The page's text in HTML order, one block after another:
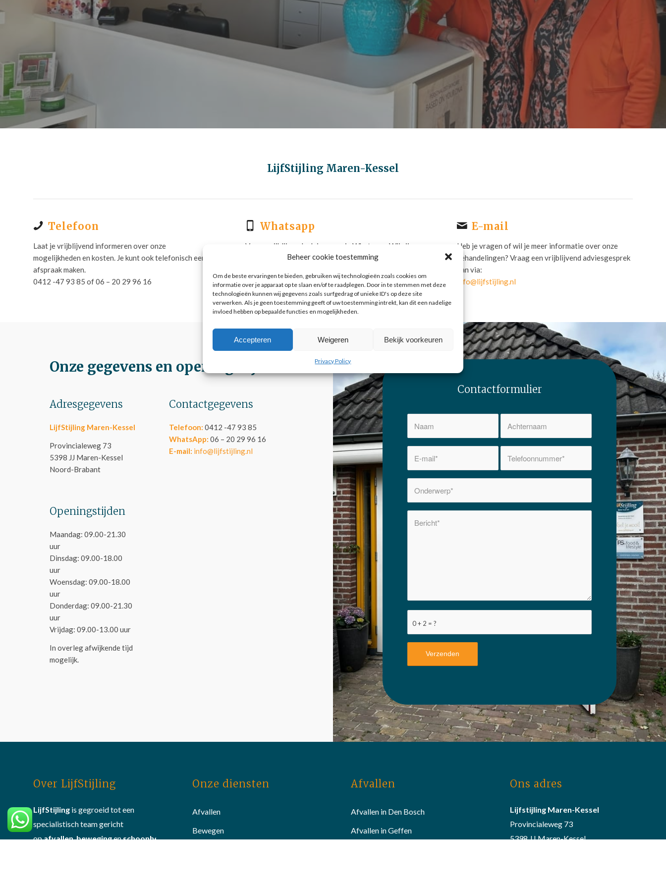
Beheer cookie toestemming
Om de beste ervaringen te bieden, gebruiken wij technologieën zoals cookies om
informatie over je apparaat op te slaan en/of te raadplegen. Door in te stemmen met deze
technologieën kunnen wij gegevens zoals surfgedrag of unieke ID's op deze site
verwerken. Als je geen toestemming geeft of uw toestemming intrekt, kan dit een nadelige
invloed hebben op bepaalde functies en mogelijkheden.
Accepteren Weigeren Bekijk voorkeuren
Privacy Policy
LijfStijling Maren-Kessel
Telefoon
Laat je vrijblijvend informeren over onze
mogelijkheden en kosten. Je kunt ook telefonisch een
afspraak maken.
0412 -47 93 85 of 06 – 20 29 96 16
Whatsapp
Vraag vrijblijvend advies aan via Whatsapp. Wij zijn
bereikbaar op maandag t/m vrijdag van 08.00 tot
06 – 20 29 96 16
E-mail
Heb je vragen of wil je meer informatie over onze
behandelingen? Vraag een vrijblijvend adviesgesprek
aan via:
info@lijfstijling.nl
Onze gegevens en openingstijden
Adresgegevens
LijfStijling Maren-Kessel
Provincialeweg 73
5398 JJ Maren-Kessel
Noord-Brabant
Contactgegevens
Telefoon: 0412 -47 93 85
WhatsApp: 06 – 20 29 96 16
E-mail: info@lijfstijling.nl
Openingstijden
Maandag: 09.00-21.30
uur
Dinsdag: 09.00-18.00
uur
Woensdag: 09.00-18.00
uur
Donderdag: 09.00-21.30
uur
Vrijdag: 09.00-13.00 uur
In overleg afwijkende tijd
mogelijk.
Contactformulier
0 + 2 = ?
Over LijfStijling
LijfStijling is gegroeid tot een
specialistisch team gericht
opafvallen,bewegingenschoonheid.
Onze diensten
Afvallen
Bewegen
Afvallen
Afvallen in Den Bosch
Afvallen in Geffen
Ons adres
Lijfstijling Maren-Kessel
Provincialeweg 73
5398 JJ Maren-Kessel